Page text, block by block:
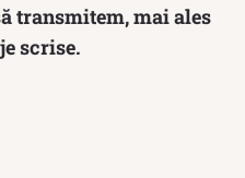
transmitem, mai ales
scrise.